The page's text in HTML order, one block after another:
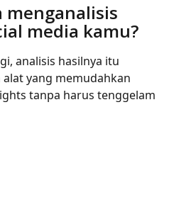
menganalisis
media kamu?
analisis hasilnya itu
yang memudahkan
tanpa harus tenggelam